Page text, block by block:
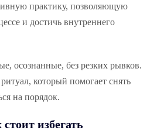
практику, позволяющую
и достичь внутреннего
осознанные, без резких рывков.
который помогает снять
на порядок.
избегать